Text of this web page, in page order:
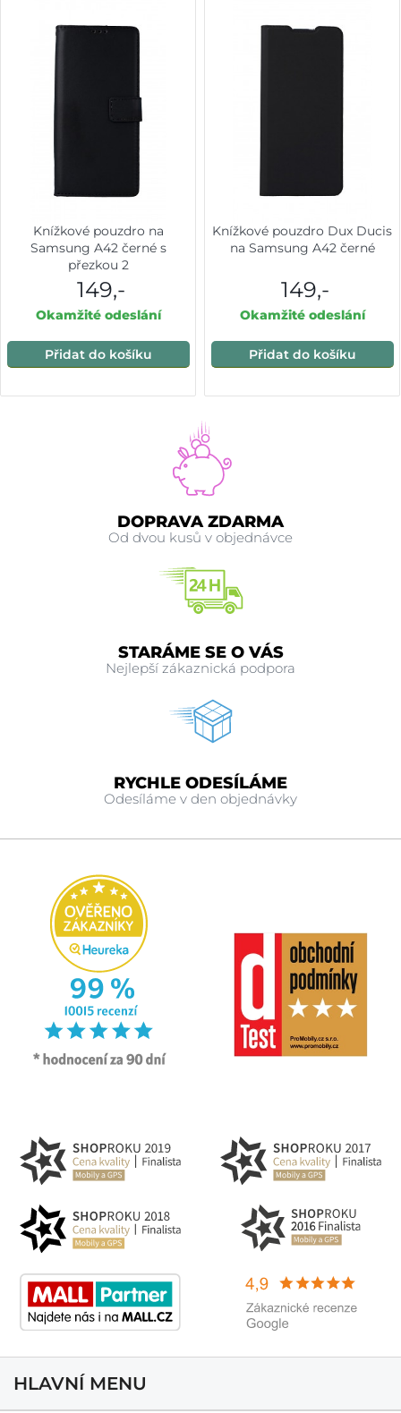
Knížkové pouzdro na
Samsung A42 černé s
přezkou 2
149,-
Okamžité odeslání
Přidat do košíku
Knížkové pouzdro Dux Ducis
na Samsung A42 černé
149,-
Okamžité odeslání
Přidat do košíku
DOPRAVA ZDARMA
Od dvou kusů v objednávce
STARÁME SE O VÁS
Nejlepší zákaznická podpora
RYCHLE ODESÍLÁME
Odesíláme v den objednávky
HLAVNÍ MENU